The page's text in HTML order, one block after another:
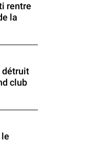
rentre
la
détruit
club